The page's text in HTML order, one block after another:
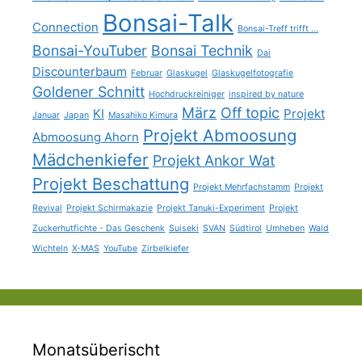
Connection Bonsai-Talk Bonsai-Treff trifft ...
Bonsai-YouTuber Bonsai Technik Dai
Discounterbaum Februar Glaskugel Glaskugelfotografie
Goldener Schnitt Hochdruckreiniger inspired by nature
Januar Japan KI Masahiko Kimura März Off topic Projekt
Abmoosung Ahorn Projekt Abmoosung
Mädchenkiefer Projekt Ankor Wat
Projekt Beschattung Projekt Mehrfachstamm Projekt
Revival Projekt Schirmakazie Projekt Tanuki-Experiment Projekt
Zuckerhutfichte - Das Geschenk Suiseki SVAN Südtirol Umheben Wald
Wichteln X-MAS YouTube Zirbelkiefer
Monatsüberischt